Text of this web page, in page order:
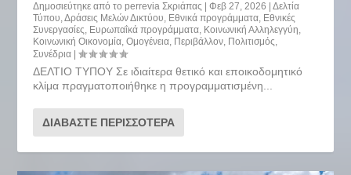
Δημοσιεύτηκε από τοperrevia Σκριάπας |Φεβ 27, 2026 |Δελτία
Τύπου,Δράσεις Μελών Δικτύου, Εθνικά προγράμματα, Εθνικές
Συνεργασίες, Ευρωπαΐκά προγράμματα, Κοινωνική Αλληλεγγύη,
Κοινωνική Οικονομία,Ομογένεια, Περιβάλλον, Πολιτισμός,
Συνέδρια |
ΔΕΛΤΙΟ ΤΥΠΟΥ Σε ιδιαίτερα θετικό και εποικοδομητικό
κλίμα πραγματοποιήθηκε η προγραμματισμένη...
ΔΙΑΒΆΣΤΕ ΠΕΡΙΣΣΌΤΕΡΑ